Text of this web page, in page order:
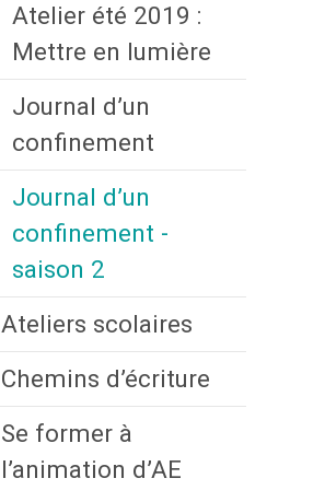
Atelier été 2019 :
Mettre en lumière
Journal d’un
confinement
Journal d’un
confinement -
saison 2
Ateliers scolaires
Chemins d’écriture
Se former à
l’animation d’AE